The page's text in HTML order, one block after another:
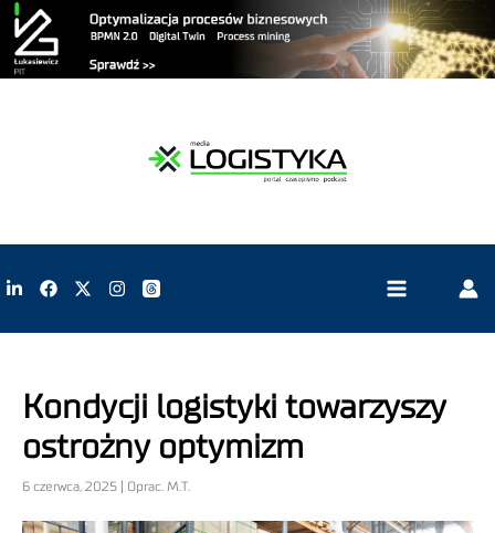
Kondycji logistyki towarzyszy
ostrożny optymizm
6 czerwca, 2025 | Oprac. M.T.